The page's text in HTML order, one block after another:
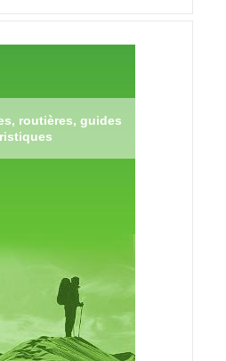
routières, guides